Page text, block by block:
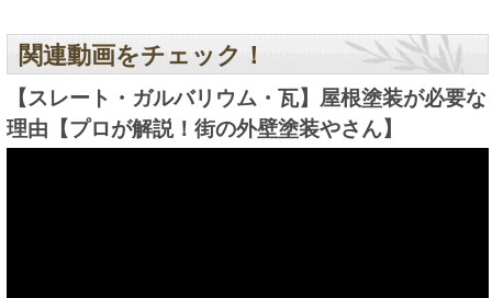
関連動画をチェック！
【スレート・ガルバリウム・瓦】屋根塗装が必要な
理由【プロが解説！街の外壁塗装やさん】